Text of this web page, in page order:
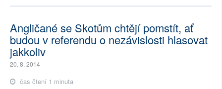
Angličané se Skotům chtějí pomstít, ať
budou v referendu o nezávislosti hlasovat
jakkoliv
20. 8. 2014
čas čtení 1 minuta